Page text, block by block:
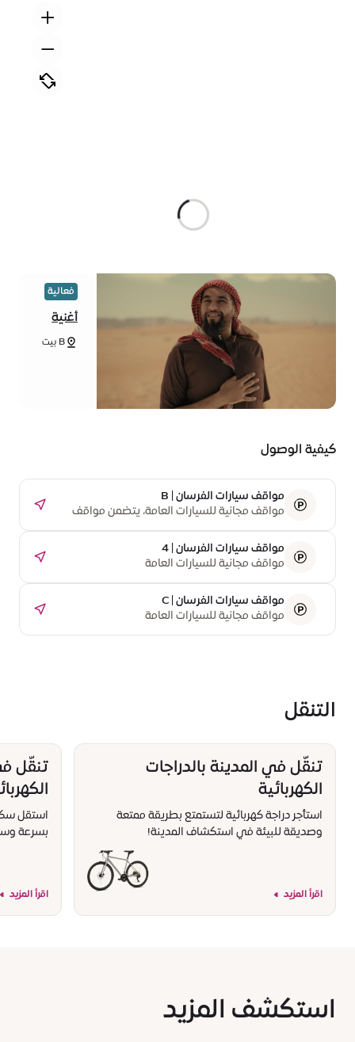
فعالية
أغنية
الغراب
B بيت
كيفية الوصول
مواقف سيارات الفرسان | B
مواقف مجانية للسيارات العامة، يتضمن مواقف
مخصصة لذوي الاحتياجات الخاصة. غير متوفر حاليًا
بسبب أعمال الإنشاء.
مواقف سيارات الفرسان | 4
مواقف مجانية للسيارات العامة
مواقف سيارات الفرسان | C
مواقف مجانية للسيارات العامة
التنقل
تنقّل في المدينة بالدراجات
الكهربائية
استأجر دراجة كهربائية لتستمتع بطريقة ممتعة
وصديقة للبيئة في استكشاف المدينة!
اقرأ المزيد
تنقّل
استقل
بسرعة
اقرأ المزيد
استكشف المزيد